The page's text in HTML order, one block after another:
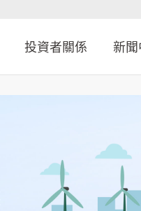
投資者關係 新